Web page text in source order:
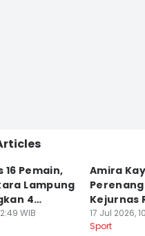
16 Pemain,
Lampung
4
WIB
Amira
Kejurnas
17 Jul 2026,
Sport